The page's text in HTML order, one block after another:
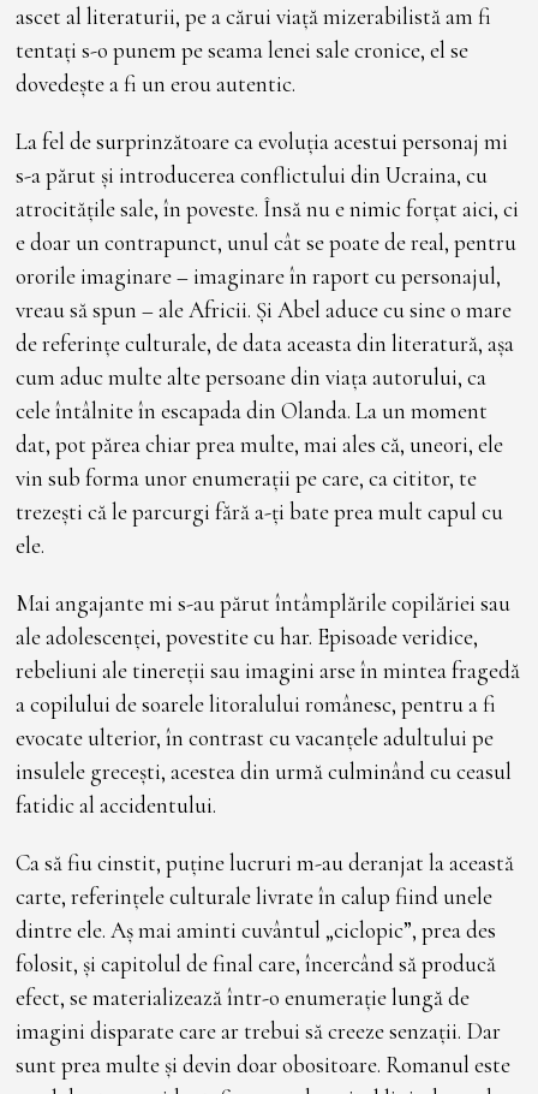
ascet al literaturii, pe a cărui viață mizerabilistă am fi
tentați s-o punem pe seama lenei sale cronice, el se
dovedește a fi un erou autentic.
La fel de surprinzătoare ca evoluția acestui personaj mi
s-a părut și introducerea conflictului din Ucraina, cu
atrocitățile sale, în poveste. Însă nu e nimic forțat aici, ci
e doar un contrapunct, unul cât se poate de real, pentru
ororile imaginare – imaginare în raport cu personajul,
vreau să spun – ale Africii. Și Abel aduce cu sine o mare
de referințe culturale, de data aceasta din literatură, așa
cum aduc multe alte persoane din viața autorului, ca
cele întâlnite în escapada din Olanda. La un moment
dat, pot părea chiar prea multe, mai ales că, uneori, ele
vin sub forma unor enumerații pe care, ca cititor, te
trezești că le parcurgi fără a-ți bate prea mult capul cu
ele.
Mai angajante mi s-au părut întâmplările copilăriei sau
ale adolescenței, povestite cu har. Episoade veridice,
rebeliuni ale tinereții sau imagini arse în mintea fragedă
a copilului de soarele litoralului românesc, pentru a fi
evocate ulterior, în contrast cu vacanțele adultului pe
insulele grecești, acestea din urmă culminând cu ceasul
fatidic al accidentului.
Ca să fiu cinstit, puține lucruri m-au deranjat la această
carte, referințele culturale livrate în calup fiind unele
dintre ele. Aș mai aminti cuvântul „ciclopic”, prea des
folosit, și capitolul de final care, încercând să producă
efect, se materializează într-o enumerație lungă de
imagini disparate care ar trebui să creeze senzații. Dar
sunt prea multe și devin doar obositoare. Romanul este